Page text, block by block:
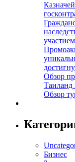
Обзор
Таиланд
Обзор
Бизнес